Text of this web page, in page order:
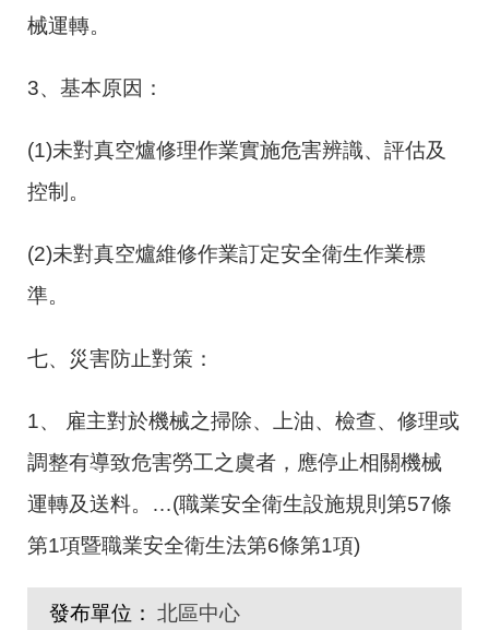
械運轉。
3、基本原因：
(1)未對真空爐修理作業實施危害辨識、評估及
控制。
(2)未對真空爐維修作業訂定安全衛生作業標
準。
七、災害防止對策：
1、 雇主對於機械之掃除、上油、檢查、修理或
調整有導致危害勞工之虞者，應停止相關機械
運轉及送料。…(職業安全衛生設施規則第57條
第1項暨職業安全衛生法第6條第1項)
發布單位： 北區中心